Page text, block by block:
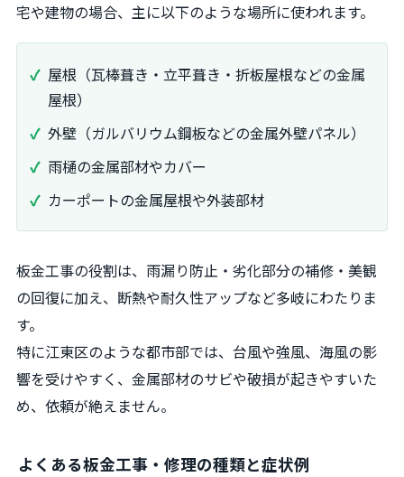
宅や建物の場合、主に以下のような場所に使われます。
屋根（瓦棒葺き・立平葺き・折板屋根などの金属
屋根）
外壁（ガルバリウム鋼板などの金属外壁パネル）
雨樋の金属部材やカバー
カーポートの金属屋根や外装部材
板金工事の役割は、雨漏り防止・劣化部分の補修・美観
の回復に加え、断熱や耐久性アップなど多岐にわたりま
す。
特に江東区のような都市部では、台風や強風、海風の影
響を受けやすく、金属部材のサビや破損が起きやすいた
め、依頼が絶えません。
よくある板金工事・修理の種類と症状例